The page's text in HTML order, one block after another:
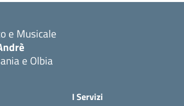
e Musicale
e Olbia
I Servizi